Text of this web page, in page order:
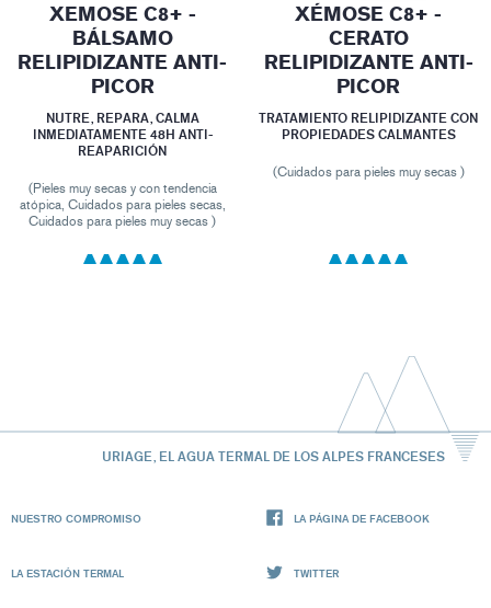
XEMOSE C8+ -
BÁLSAMO
RELIPIDIZANTE ANTI-
PICOR
NUTRE, REPARA, CALMA
INMEDIATAMENTE 48H ANTI-
REAPARICIÓN
(Pieles muy secas y con tendencia
atópica, Cuidados para pieles secas,
Cuidados para pieles muy secas )
XÉMOSE C8+ -
CERATO
RELIPIDIZANTE ANTI-
PICOR
TRATAMIENTO RELIPIDIZANTE CON
PROPIEDADES CALMANTES
(Cuidados para pieles muy secas )
URIAGE, EL AGUA TERMAL DE LOS ALPES FRANCESES
NUESTRO COMPROMISO
LA ESTACIÓN TERMAL
LA PÁGINA DE FACEBOOK
TWITTER